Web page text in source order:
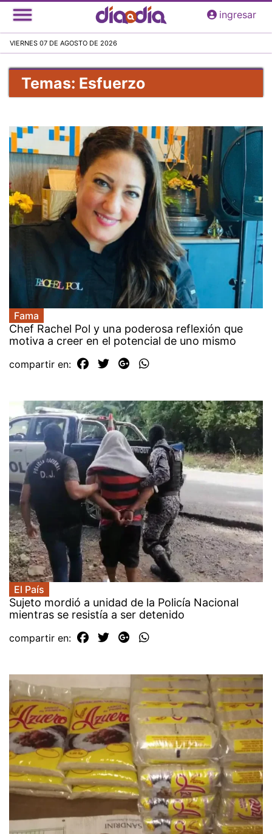
Pasar
al
principal
ingresar
VIERNES 07 DE AGOSTO DE 2026
Temas: Esfuerzo
Fama
Chef Rachel Pol y una poderosa reflexión que
motiva a creer en el potencial de uno mismo
compartir en:
El País
Sujeto mordió a unidad de la Policía Nacional
mientras se resistía a ser detenido
compartir en: